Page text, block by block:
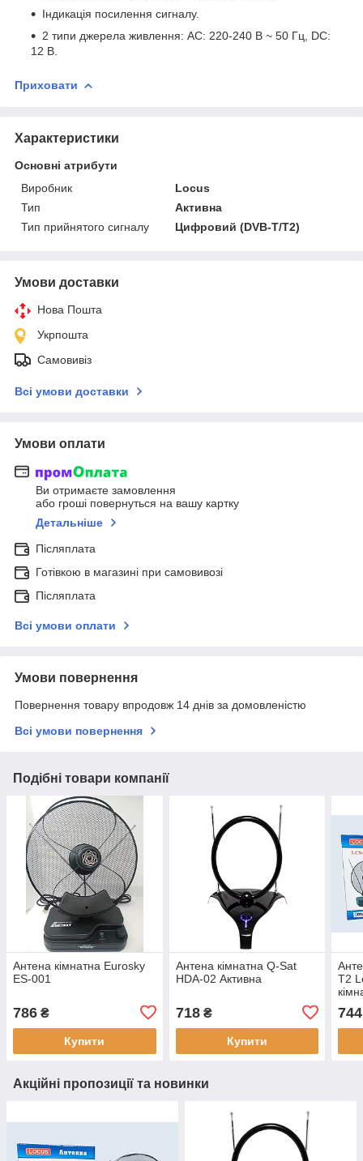
Індикація посилення сигналу.
2 типи джерела живлення: АС: 220-240 В ~ 50 Гц, DC:
12 В.
Приховати
Характеристики
Основні атрибути
Виробник
Locus
Тип
Активна
Тип прийнятого сигналу
Цифровий (DVB-T/T2)
Умови доставки
Нова Пошта
Укрпошта
Самовивіз
Всі умови доставки
Умови оплати
Ви отримаєте замовлення
або гроші повернуться на вашу картку
Детальніше
Післяплата
Готівкою в магазині при самовивозі
Післяплата
Всі умови оплати
Умови повернення
Повернення товару впродовж 14 днів за домовленістю
Всі умови повернення
Подібні товари компанії
Антена кімнатна Eurosky
ES-001
786 ₴
Купити
Антена кімнатна Q-Sat
HDA-02 Активна
718₴
Купити
T2
744
Акційні пропозиції та новинки